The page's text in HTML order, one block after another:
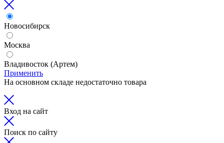
Новосибирск
Москва
Владивосток (Артем)
Применить
На основном складе недостаточно товара
Вход на сайт
Поиск по сайту